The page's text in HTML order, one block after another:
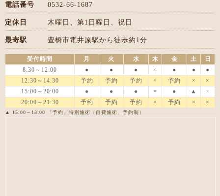
電話番号 0532-66-1687
定休日 木曜日、第1日曜日、祝日
最寄駅 豊橋市電井原駅から徒歩約1分
受付時間 月 火 水 木 金 土
日
8:30～12:00
● ● ● × ● ●
●
12:30～14:30
予約 予約 予約 × 予約 ×
×
15:00～20:00
● ● ● × ● ▲
×
20:00～21:30
予約 予約 予約 × 予約 × ×
▲ 15:00～18:00 「予約」特別施術（自費施術、予約制）